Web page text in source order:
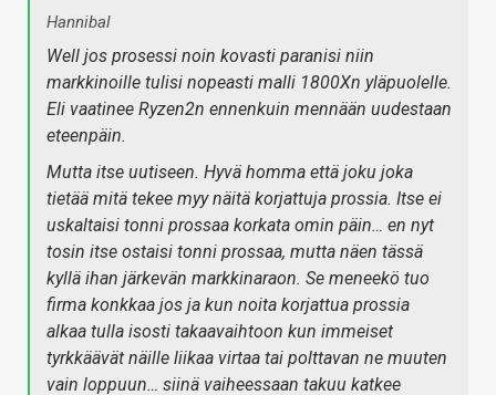
Hannibal
Well jos prosessi noin kovasti paranisi niin
markkinoille tulisi nopeasti malli 1800Xn yläpuolelle.
Eli vaatinee Ryzen2n ennenkuin mennään uudestaan
eteenpäin.
Mutta itse uutiseen. Hyvä homma että joku joka
tietää mitä tekee myy näitä korjattuja prossia. Itse ei
uskaltaisi tonni prossaa korkata omin päin… en nyt
tosin itse ostaisi tonni prossaa, mutta näen tässä
kyllä ihan järkevän markkinaraon. Se meneekö tuo
firma konkkaa jos ja kun noita korjattua prossia
alkaa tulla isosti takaavaihtoon kun immeiset
tyrkkäävät näille liikaa virtaa tai polttavan ne muuten
vain loppuun… siinä vaiheessaan takuu katkee